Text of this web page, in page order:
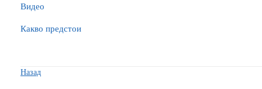
Видео
Какво предстои
Назад